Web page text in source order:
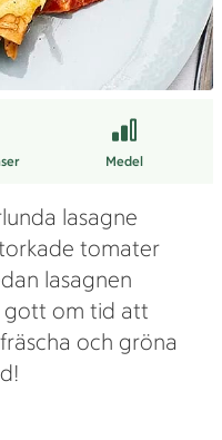
Medel
lasagne
tomater
lasagnen
gott om tid att
och gröna